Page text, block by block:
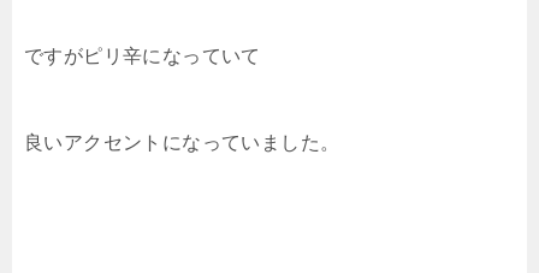
ですがピリ辛になっていて
良いアクセントになっていました。